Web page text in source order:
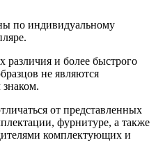
по индивидуальному
и более быстрого
не являются
от представленных
фурнитуре, а также
комплектующих и